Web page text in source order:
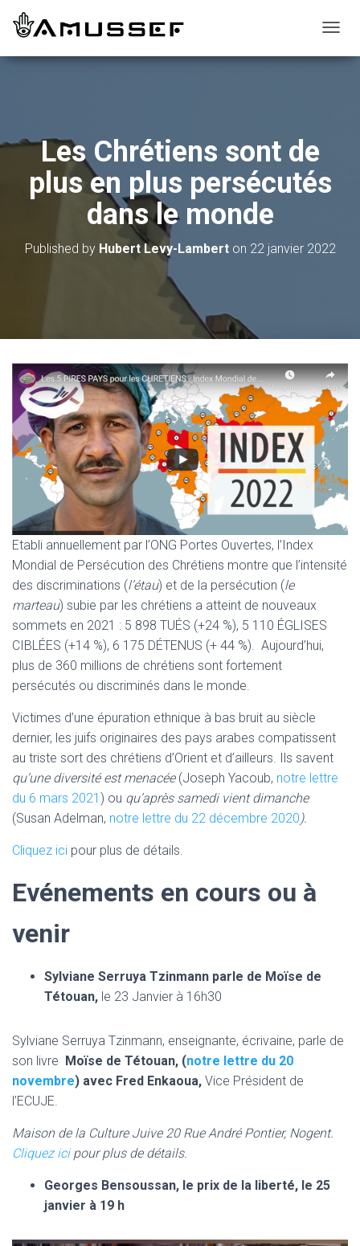
O
I
G
O
Les Chrétiens sont de
plus en plus persécutés
dans le monde
Published by Hubert Levy-Lamberton 22 janvier 2022
Etabli annuellement par l’ONG Portes Ouvertes, l’Index
Mondial de Persécution des Chrétiens montre que l’intensité
des discriminations (l’étau) et de la persécution (le
marteau) subie par les chrétiens a atteint de nouveaux
sommets en 2021 : 5 898 TUÉS (+24 %), 5 110 ÉGLISES
CIBLÉES (+14 %), 6 175 DÉTENUS (+ 44 %). Aujourd’hui,
plus de 360 millions de chrétiens sont fortement
persécutés ou discriminés dans le monde.
Victimes d’une épuration ethnique à bas bruit au siècle
dernier, les juifs originaires des pays arabes compatissent
au triste sort des chrétiens d’Orient et d’ailleurs. Ils savent
qu’une diversité est menacée(Joseph Yacoub, notre lettre
du 6 mars 2021 ) ou qu’après samedi vient dimanche
(Susan Adelman, notre lettre du 22 décembre 2020).
Cliquez ici pour plus de détails.
Evénements en cours ou à
venir
Sylviane Serruya Tzinmann parle de Moïse de
Tétouan, le 23 Janvier à 16h30
Sylviane Serruya Tzinmann, enseignante, écrivaine, parle de
son livre Moïse de Tétouan, (notre lettre du 20
novembre) avec Fred Enkaoua, Vice Président de
l’ECUJE.
Maison de la Culture Juive 20 Rue André Pontier, Nogent.
Cliquez icipour plus de détails.
Georges Bensoussan, le prix de la liberté, le 25
janvier à 19 h